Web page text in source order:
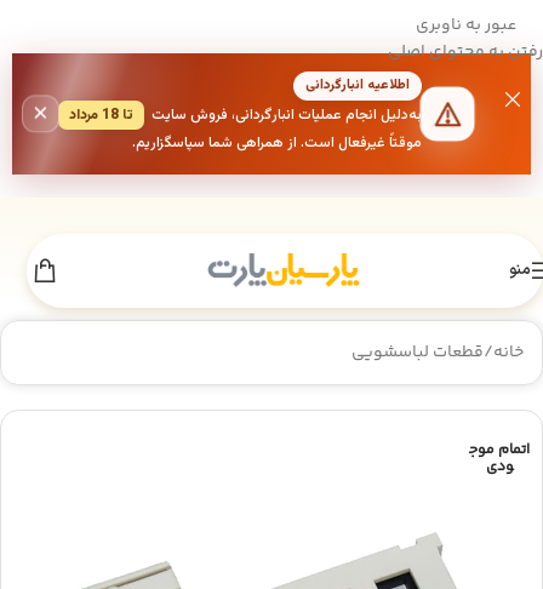
عبور به ناوبری
رفتن به محتوای اصلی
اطلاعیه انبارگردانی
به‌دلیل انجام عملیات انبارگردانی، فروش سایت
تا 18 مرداد
موقتاً غیرفعال است. از همراهی شما سپاسگزاریم.
×
منو
خانه/قطعات لباسشویی
اتمام موج
ودی